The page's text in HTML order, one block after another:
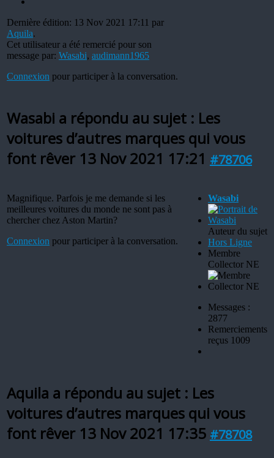
Dernière édition: 13 Nov 2021 17:11 par
Aquila.
Cet utilisateur a été remercié pour son
message par: Wasabi, audimann1965
Connexion pour participer à la conversation.
Wasabi a répondu au sujet : Les
voitures d’autres marques qui vous
font rêver 13 Nov 2021 17:21 #78706
Magnifique. Parfois je me demande si les
meilleures voitures du monde ne sont pas à
chercher chez Aston Martin?
Connexion pour participer à la conversation.
Wasabi
Auteur du sujet
Hors Ligne
Membre
Collector NE
Messages :
2877
Remerciements
reçus 1009
Aquila a répondu au sujet : Les
voitures d’autres marques qui vous
font rêver 13 Nov 2021 17:35 #78708